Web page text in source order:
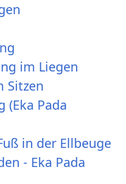
im Liegen
Sitzen
(Eka Pada
in der Ellbeuge
- Eka Pada